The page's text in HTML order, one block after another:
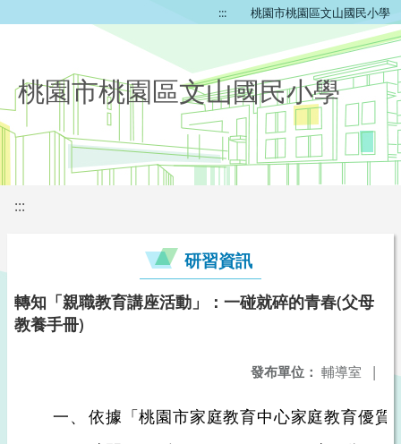
::: 桃園市桃園區文山國民小學
桃園市桃園區文山國民小學
:::
研習資訊
轉知「親職教育講座活動」：一碰就碎的青春(父母
教養手冊)
發布單位： 輔導室 |
一、 依據「桃園市家庭教育中心家庭教育優質